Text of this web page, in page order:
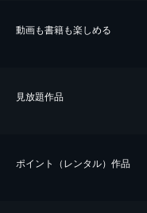
動画も書籍も楽しめる
⾒放題作品
ポイント（レンタル）作品